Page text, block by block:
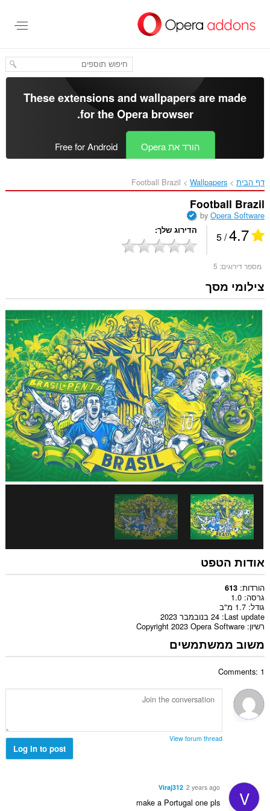
העיקרי
These extensions and wallpapers are made
for theOpera browser
.
הורד את Opera Free for Android
דף הבית Wallpapers
Football Brazil‎
Football Brazil
byOpera Software
4.7
/ 5 הדירוג שלך
מספר דירוגים: 5
צילומי מסך
אודות הטפט
הורדות 613
גרסה 1.0
גודל 1.7 מ"ב
Last update 24 בנובמבר 2023
רשיון Copyright 2023 Opera Software
משוב ממשתמשים
Comments: 1
View forum thread
Log in to post
V
Viraj312 2 years ago
make a Portugal one pls